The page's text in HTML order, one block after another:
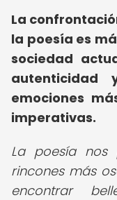
La
la poesía es
sociedad
emociones
imperativas.
La poesía nos
rincones más
encontrar